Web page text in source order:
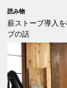
読み物
薪ストーブ導入
ブの話